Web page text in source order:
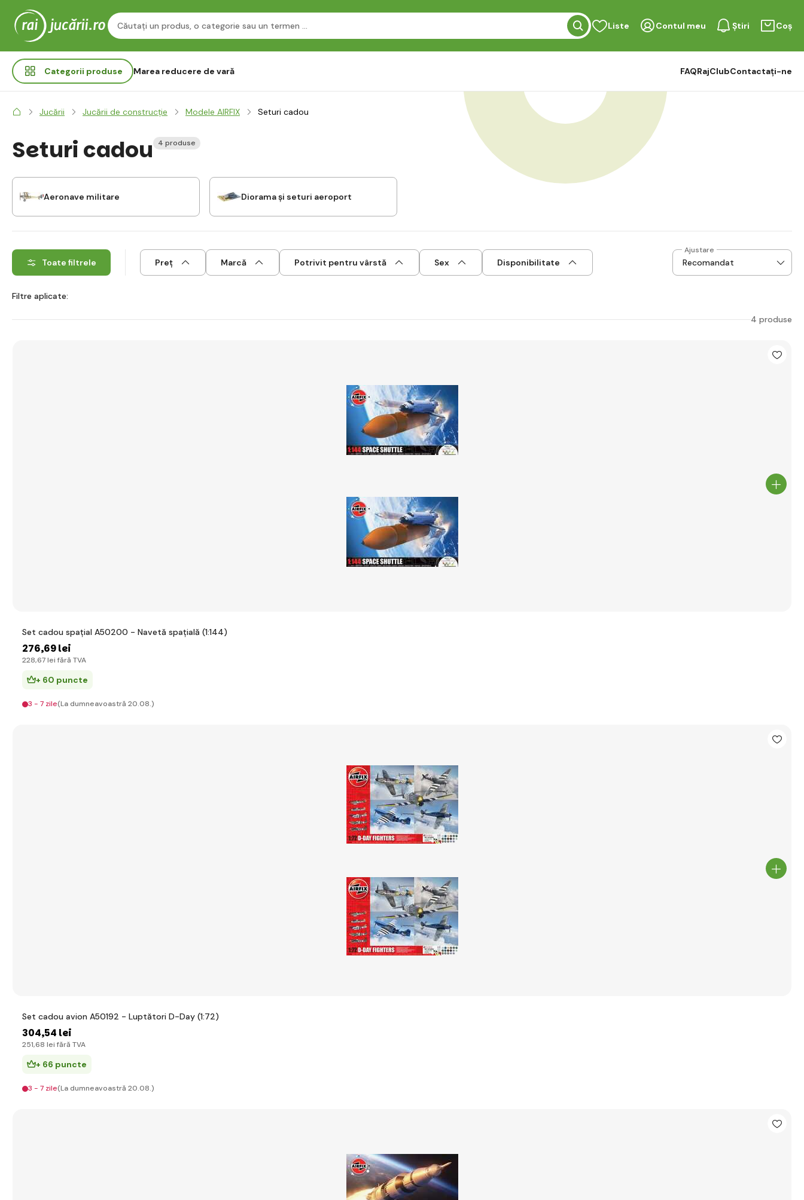
Liste Contul meu Știri Coș
Categorii produse Marea reducere de vară FAQRajClubContactați-ne
Jucării Jucării de construcție Modele AIRFIX Seturi cadou
Seturi cadou 4 produse
Aeronave militare Diorama și seturi aeroport
Toate filtrele Preț Marcă Potrivit pentru vârstă Sex Disponibilitate
Ajustare
Filtre aplicate:
4 produse
Set cadou spațial A50200 - Navetă spațială (1:144)
276,69 lei
228,67 lei fără TVA
+ 60 puncte
3 - 7 zile(La dumneavoastră 20.08.)
Set cadou avion A50192 - Luptători D-Day (1:72)
304,54 lei
251,68 lei fără TVA
+ 66 puncte
3 - 7 zile(La dumneavoastră 20.08.)